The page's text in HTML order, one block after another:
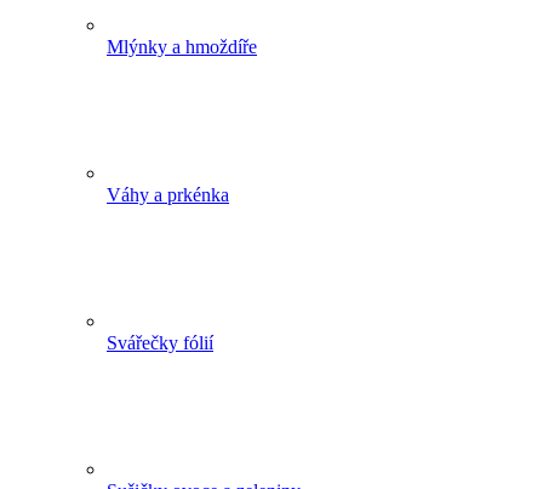
Mlýnky a hmoždíře
Váhy a prkénka
Svářečky fólií